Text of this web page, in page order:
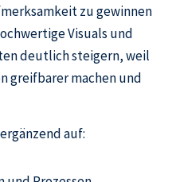
zu gewinnen
Visuals und
deutlich steigern, weil
greifbarer machen und
auf: